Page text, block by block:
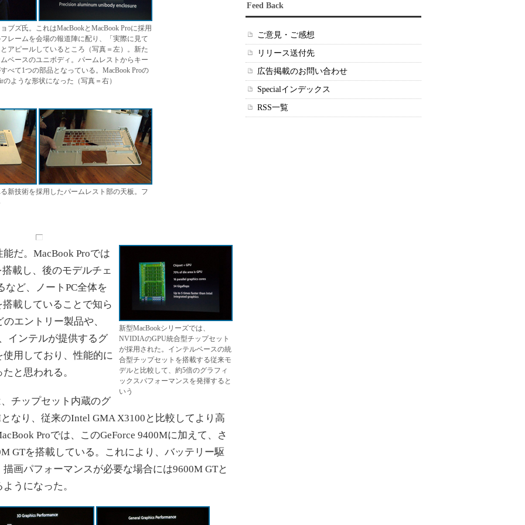
ブズ氏。これはMacBookとMacBook Proに採用
レームを会場の報道陣に配り、「実際に見て
アピールしているところ（写真＝左）。新た
ベースのユニボディ。パームレストからキー
べて1つの部品となっている。MacBook Proの
ような形状になった（写真＝右）
新技術を採用したパームレスト部の天板。フ
新型MacBookシリーズでは、
NVIDIAのGPU統合型チップセット
が採用された。インテルベースの統
合型チップセットを搭載する従来モ
デルと比較して、約5倍のグラフィ
ックスパフォーマンスを発揮すると
いう
だ。MacBook Proでは
載し、後のモデルチェ
など、ノートPC全体を
載していることで知ら
エントリー製品や、
インテルが提供するグ
用しており、性能的に
と思われる。
チップセット内蔵のグ
なり、従来のIntel GMA X3100と比較してより高
Proでは、このGeForce 9400Mに加えて、さ
GTを搭載している。これにより、バッテリー駆
画パフォーマンスが必要な場合には9600M GTと
うになった。
Feed Back
ご意見・ご感想
リリース送付先
広告掲載のお問い合わせ
Specialインデックス
RSS一覧